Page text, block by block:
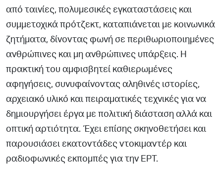
από ταινίες, πολυμεσικές εγκαταστάσεις και
συμμετοχικά πρότζεκτ, καταπιάνεται με κοινωνικά
ζητήματα, δίνοντας φωνή σε περιθωριοποιημένες
ανθρώπινες και μη ανθρώπινες υπάρξεις. Η
πρακτική του αμφισβητεί καθιερωμένες
αφηγήσεις, συνυφαίνοντας αληθινές ιστορίες,
αρχειακό υλικό και πειραματικές τεχνικές για να
δημιουργήσει έργα με πολιτική διάσταση αλλά και
οπτική αρτιότητα. Έχει επίσης σκηνοθετήσει και
παρουσιάσει εκατοντάδες ντοκιμαντέρ και
ραδιοφωνικές εκπομπές για την ΕΡΤ.